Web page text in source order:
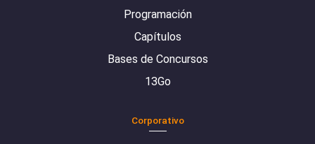
Programación
Capítulos
Bases de Concursos
13Go
Corporativo